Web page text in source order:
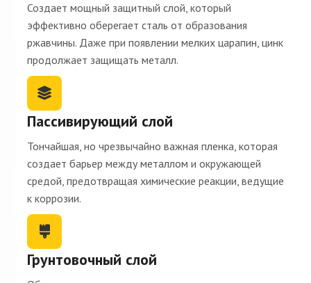
Создает мощный защитный слой, который
эффективно оберегает сталь от образования
ржавчины. Даже при появлении мелких царапин, цинк
продолжает защищать металл.
Пассивирующий слой
Тончайшая, но чрезвычайно важная пленка, которая
создает барьер между металлом и окружающей
средой, предотвращая химические реакции, ведущие
к коррозии.
Грунтовочный слой